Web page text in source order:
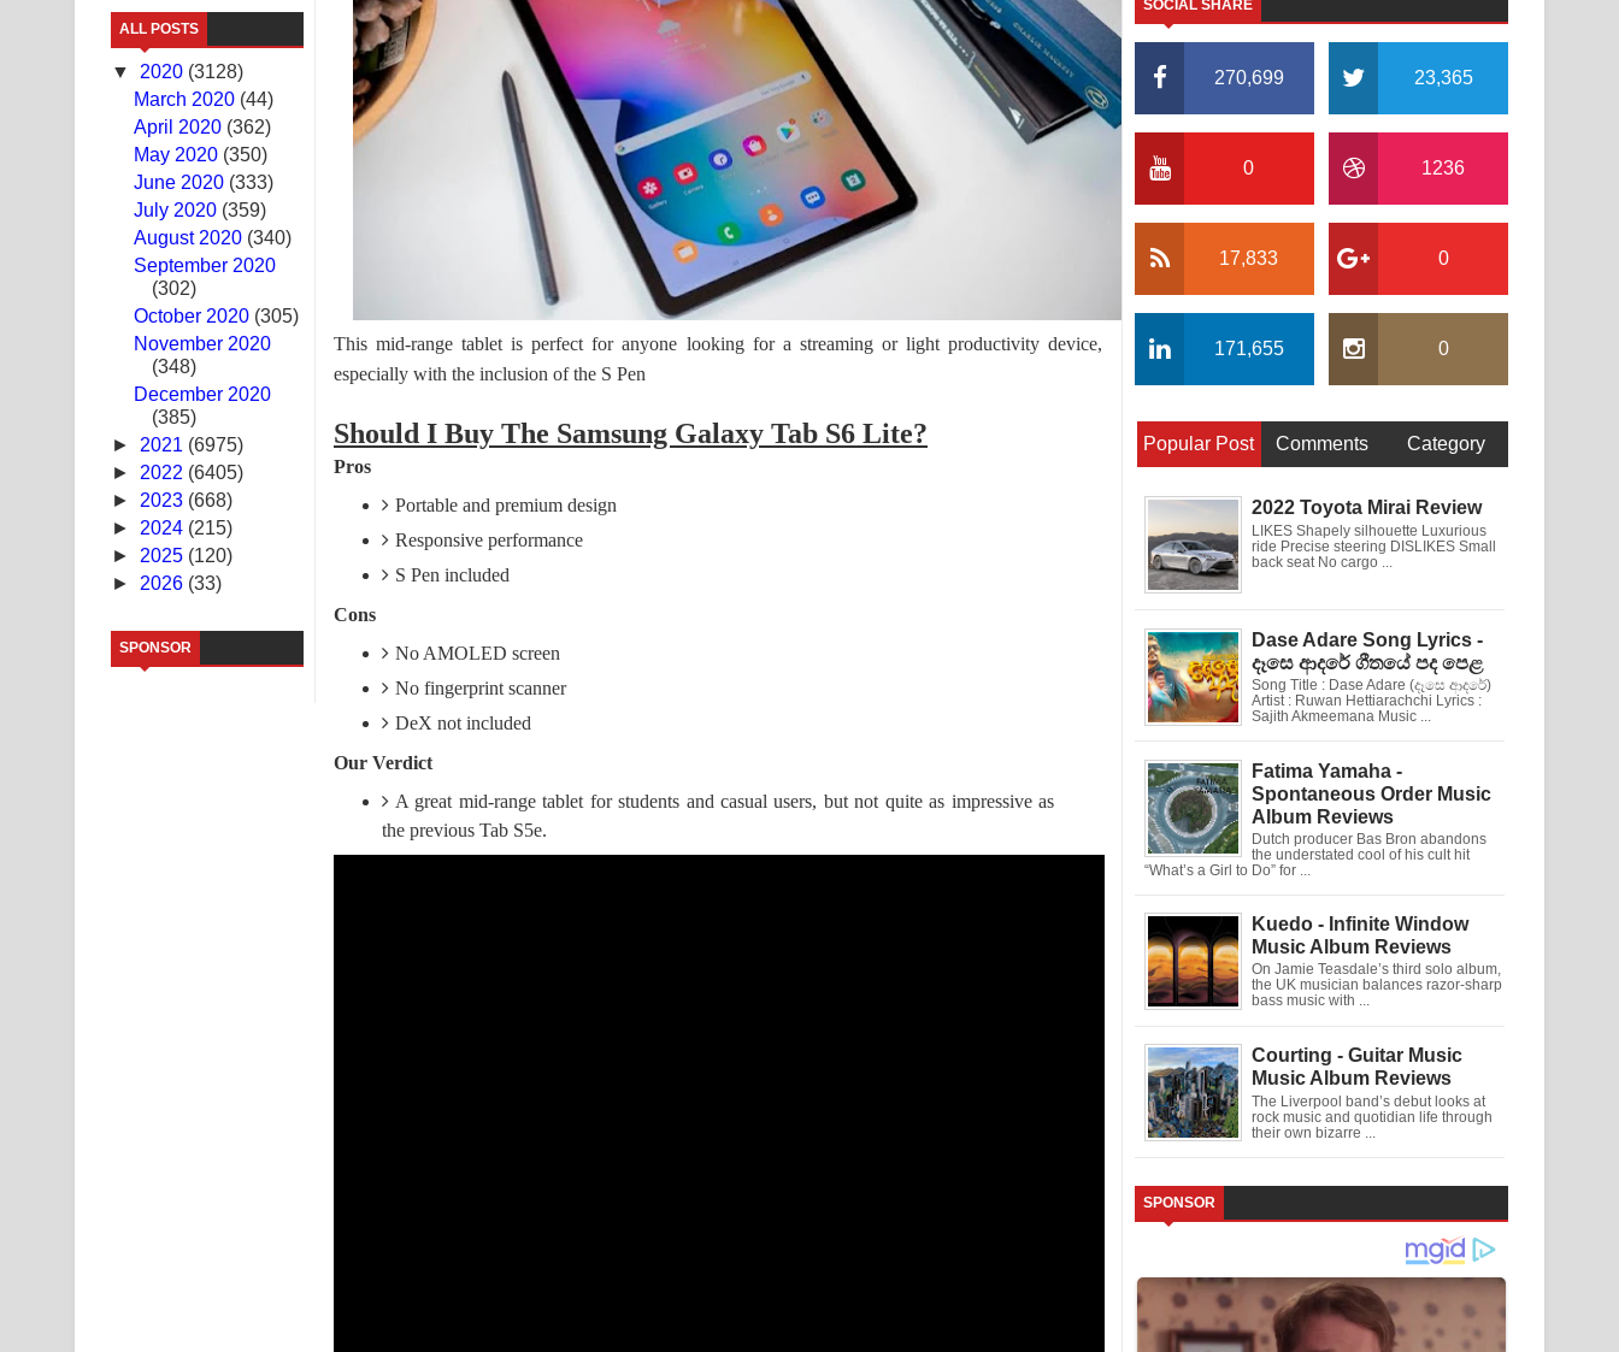
Mathaka Aluthin Liyanna Song Lyrics - මතක අලුතින් ලියන්න ගීතයේ පද පෙළ
Sandak Awith Song Lyrics - සඳක් ඇවිත් ගීතයේ පද පෙළ
Swetha Sande Song Lyrics - ශ්වේත සඳේ ගීතයේ පද පෙළ
Ma Igili Giya Lyrics - මා ඉගිලී ගියා ගීතයේ පද පෙළ
Ras Balan Song Lyrics - රැස් බලන් ගීතයේ පද පෙළ
Hoda sihiyen Song Lyrics - හොද සිහියෙන් ගීතයේ පද පෙළ
Awanken Song Lyrics - අවංකෙන් ගීතයේ පද පෙළ
Pa Sina Song Lyrics - පෑ සිනා ගීතයේ පද පෙළ
Manobhawa Song Lyrics - මනෝභව ගීතයේ පද පෙළ
Akahe Indala Song Lyrics - ආකාහේ ඉඳලා ගීතයේ පද පෙළ
Raawaya Song Lyrics - රාවය ගීතයේ පද පෙළ
Saddeta Denna Song Lyrics - සද්දෙට දෙන්න ගීතයේ පද පෙළ
Kaalaya Song Lyrics - කාලය ගීතයේ පද පෙළ
Aramuna Song Lyrics - අරමුණ ගීතයේ පද පෙළ
Sandata Duka Hithila Song Lyrics - සඳට දුක හිතිලා ගීතයේ පද පෙළ
Sihina Song Lyrics - සිහින ගීතයේ පද පෙළ
ALL POSTS
▼ 2020 (3128)
March 2020 (44)
April 2020 (362)
May 2020 (350)
June 2020 (333)
July 2020 (359)
August 2020 (340)
September 2020
(302)
October 2020 (305)
November 2020
(348)
December 2020
(385)
► 2021 (6975)
► 2022 (6405)
► 2023 (668)
► 2024 (215)
► 2025 (120)
► 2026 (33)
SPONSOR
This mid-range tablet is perfect for anyone looking for a streaming or light productivity device,
especially with the inclusion of the S Pen
Should I Buy The Samsung Galaxy Tab S6 Lite?
Pros
Portable and premium design
Responsive performance
S Pen included
Cons
No AMOLED screen
No fingerprint scanner
DeX not included
Our Verdict
A great mid-range tablet for students and casual users, but not quite as impressive as
the previous Tab S5e.
SOCIAL SHARE
270,699 23,365
0 1236
17,833 0
171,655 0
Popular Post Comments Category
2022 Toyota Mirai Review
LIKES Shapely silhouette Luxurious
ride Precise steering DISLIKES Small
back seat No cargo ...
Dase Adare Song Lyrics -
දෑසෙ ආදරේ ගීතයේ පද පෙළ
Song Title : Dase Adare (දෑසෙ ආදරේ)
Artist : Ruwan Hettiarachchi Lyrics :
Sajith Akmeemana Music ...
Fatima Yamaha -
Spontaneous Order Music
Album Reviews
Dutch producer Bas Bron abandons
the understated cool of his cult hit
“What’s a Girl to Do” for ...
Kuedo - Infinite Window
Music Album Reviews
On Jamie Teasdale’s third solo album,
the UK musician balances razor-sharp
bass music with ...
Courting - Guitar Music
Music Album Reviews
The Liverpool band’s debut looks at
rock music and quotidian life through
their own bizarre ...
SPONSOR